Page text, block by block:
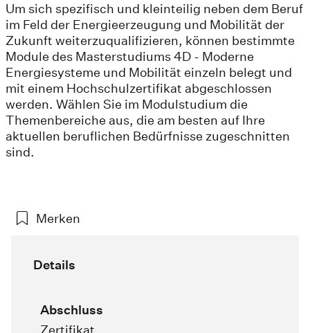
Um sich spezifisch und kleinteilig neben dem Beruf
im Feld der Energieerzeugung und Mobilität der
Zukunft weiterzuqualifizieren, können bestimmte
Module des Masterstudiums 4D - Moderne
Energiesysteme und Mobilität einzeln belegt und
mit einem Hochschulzertifikat abgeschlossen
werden. Wählen Sie im Modulstudium die
Themenbereiche aus, die am besten auf Ihre
aktuellen beruflichen Bedürfnisse zugeschnitten
sind.
Merken
Details
Abschluss
Zertifikat